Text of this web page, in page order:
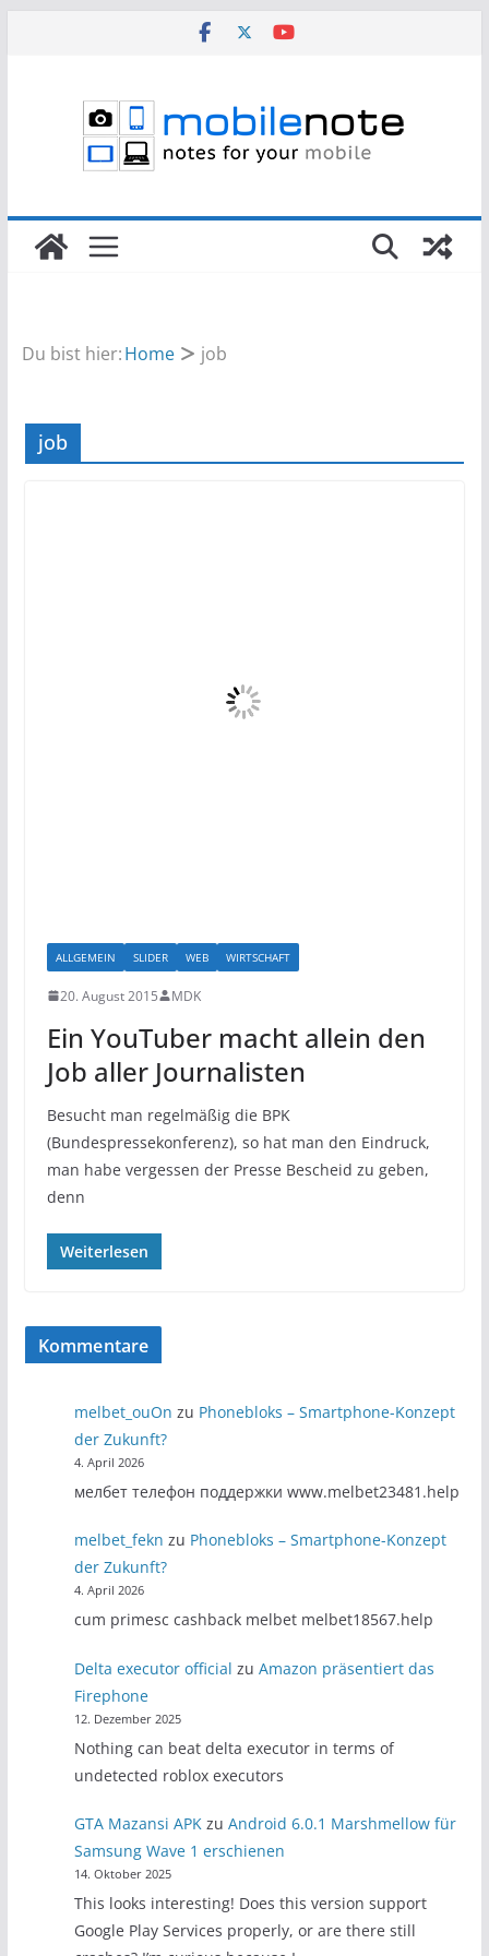
Du bist hier:Home job
job
ALLGEMEIN SLIDER WEB WIRTSCHAFT
20. August 2015 MDK
Ein YouTuber macht allein den
Job aller Journalisten
Besucht man regelmäßig die BPK
(Bundespressekonferenz), so hat man den Eindruck,
man habe vergessen der Presse Bescheid zu geben,
denn
Weiterlesen
Kommentare
melbet_ouOn zu Phonebloks – Smartphone-Konzept
der Zukunft?
4. April 2026
мелбет телефон поддержки www.melbet23481.help
melbet_fekn zu Phonebloks – Smartphone-Konzept
der Zukunft?
4. April 2026
cum primesc cashback melbet melbet18567.help
Delta executor official zuAmazon präsentiert das
Firephone
12. Dezember 2025
Nothing can beat delta executor in terms of
undetected roblox executors
GTA Mazansi APK zuAndroid 6.0.1 Marshmellow für
Samsung Wave 1 erschienen
14. Oktober 2025
This looks interesting! Does this version support
Google Play Services properly, or are there still